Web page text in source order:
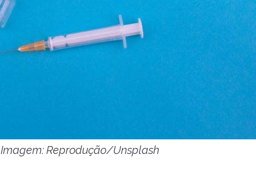
Imagem: Reprodução/Unsplash